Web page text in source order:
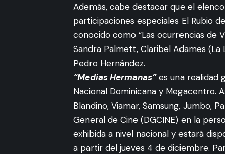
Además, cabe destacar que el
participaciones especiales El Rubio
conocido como “Las ocurrencias de
Sandra Palmett, Claribel Adames
Pedro Hernández.
“Medias Hermanas”es una realidad
Nacional Dominicana y Megacentro.
Blandino, Viamar, Samsung, Jumbo,
General de Cine (DGCINE) en la
exhibida a nivel nacional y estará
a partir del jueves 4 de diciembre.